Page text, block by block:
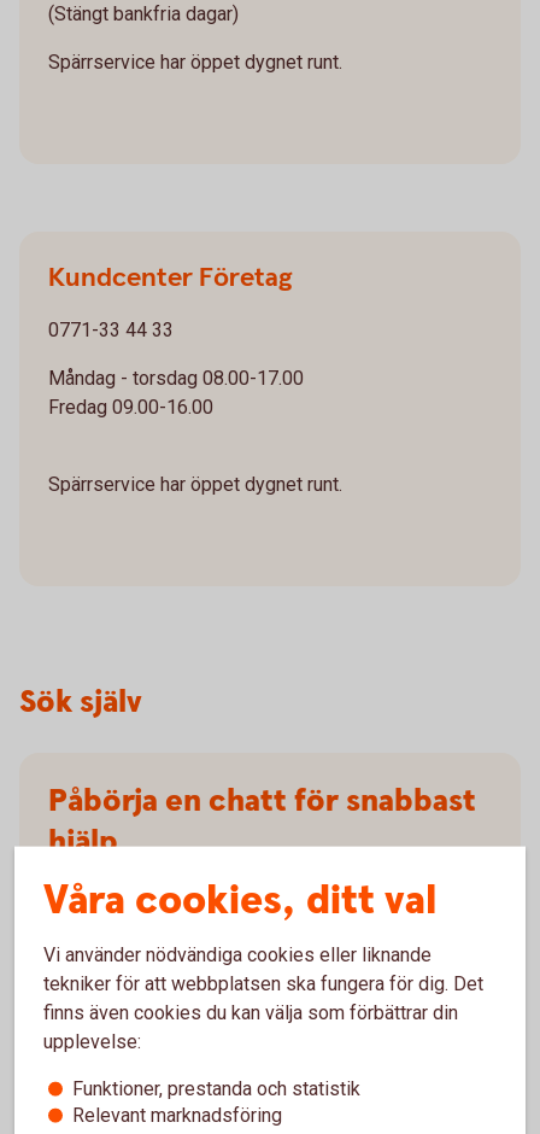
(Stängt bankfria dagar)
Spärrservice har öppet dygnet runt.
Kundcenter Företag
0771-33 44 33
Måndag - torsdag 08.00-17.00
Fredag 09.00-16.00
Spärrservice har öppet dygnet runt.
Sök själv
Påbörja en chatt för snabbast
hjälp
Du kan få svar på frågor om våra produkter och
tjänster och guidning till personlig hjälp.
Chatta med vår virtuellaassistent
Våra cookies, ditt val
Vi använder nödvändiga cookies eller liknande
tekniker för att webbplatsen ska fungera för dig. Det
finns även cookies du kan välja som förbättrar din
upplevelse:
Funktioner, prestanda och statistik
Relevant marknadsföring